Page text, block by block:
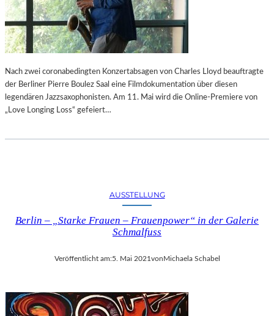
Nach zwei coronabedingten Konzertabsagen von Charles Lloyd beauftragte
der Berliner Pierre Boulez Saal eine Filmdokumentation über diesen
legendären Jazzsaxophonisten. Am 11. Mai wird die Online-Premiere von
„Love Longing Loss“ gefeiert…
AUSSTELLUNG
Berlin – „Starke Frauen – Frauenpower“ in der Galerie
Schmalfuss
Veröffentlicht am:5. Mai 2021von Michaela Schabel